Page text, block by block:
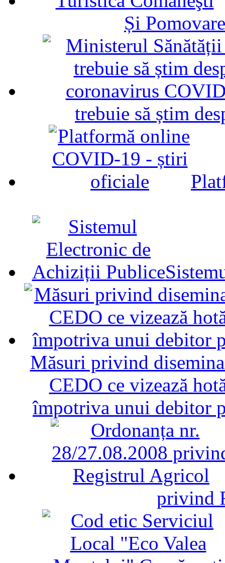
Și
trebuie să știm
Măsuri privind
CEDO ce vizează
împotriva unui debitor
privind